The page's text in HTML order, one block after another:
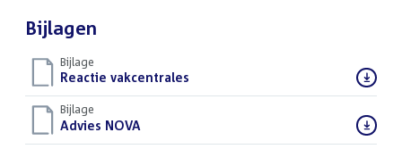
Bijlagen
Bijlage
Download
bestand:
Reactie vakcentrales
Bijlage
Download
bestand:
Advies NOVA